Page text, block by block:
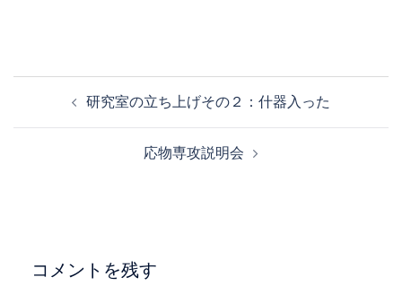
ョ
研究室の立ち上げその２：什器入った
応物専攻説明会
コメントを残す